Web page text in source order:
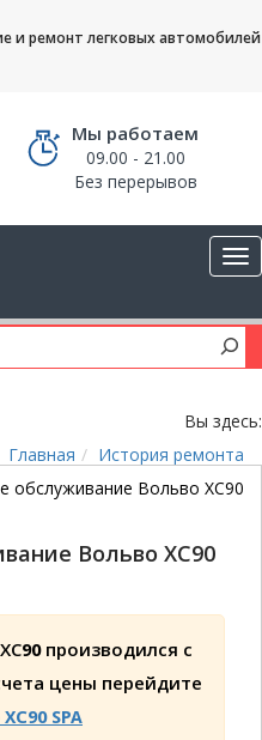
и ремонт легковых автомобилей
Мы работаем
09.00 - 21.00
Без перерывов
Вы здесь:
Главная
История ремонта
обслуживание Вольво ХС90
Вольво ХС90
производился с
цены перейдите
SPA